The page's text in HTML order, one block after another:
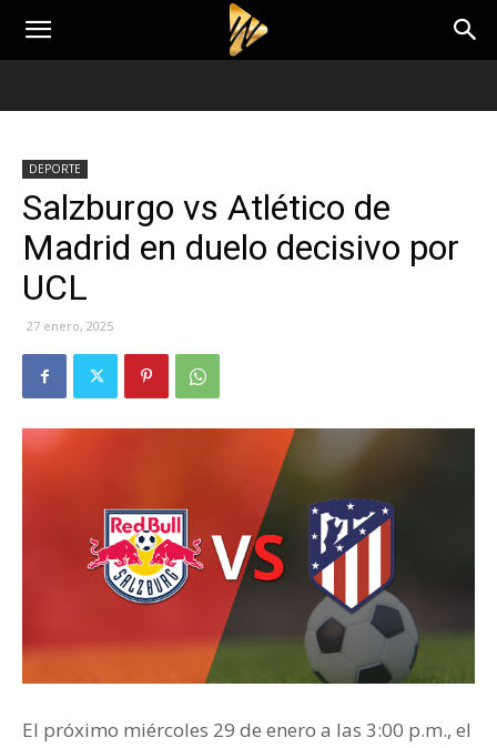
DEPORTE
Salzburgo vs Atlético de
Madrid en duelo decisivo por
UCL
27 enero, 2025
El próximo miércoles 29 de enero a las 3:00 p.m., el